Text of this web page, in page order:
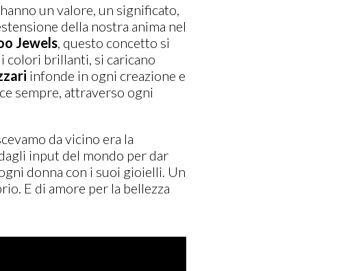
hanno un valore, un significato,
della nostra anima nel
Jewels, questo concetto si
colori brillanti, si caricano
infonde in ogni creazione e
sempre, attraverso ogni
da vicino era la
input del mondo per dar
donna con i suoi gioielli. Un
E di amore per la bellezza